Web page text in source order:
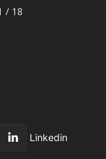
/ 18
Linkedin